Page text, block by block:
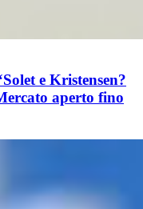
e Kristensen?
aperto fino